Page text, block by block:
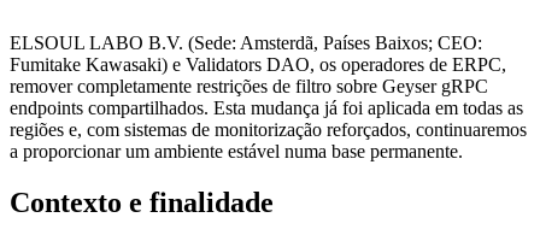
ELSOUL LABO B.V. (Sede: Amsterdã, Países Baixos; CEO:
Fumitake Kawasaki) e Validators DAO, os operadores de ERPC,
remover completamente restrições de filtro sobre Geyser gRPC
endpoints compartilhados. Esta mudança já foi aplicada em todas as
regiões e, com sistemas de monitorização reforçados, continuaremos
a proporcionar um ambiente estável numa base permanente.
Contexto e finalidade